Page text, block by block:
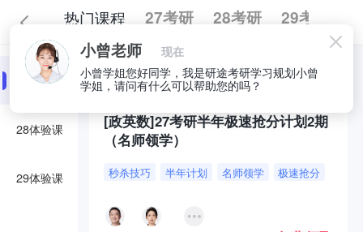
热门课程 27考研 28考研 29考研
27体验课
28体验课
29体验课
全部 必囤好课
[政英数]27考研半年极速抢分计划2期
（名师领学）
秒杀技巧 半年计划 名师领学 极速抢分
小曾老师
现在
小曾学姐您好同学，我是研途考研学习规划小曾
学姐，请问有什么可以帮助您的吗？